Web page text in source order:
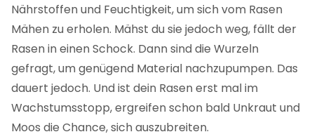
Nährstoffen und Feuchtigkeit, um sich vom Rasen
Mähen zu erholen. Mähst du sie jedoch weg, fällt der
Rasen in einen Schock. Dann sind die Wurzeln
gefragt, um genügend Material nachzupumpen. Das
dauert jedoch. Und ist dein Rasen erst mal im
Wachstumsstopp, ergreifen schon bald Unkraut und
Moos die Chance, sich auszubreiten.